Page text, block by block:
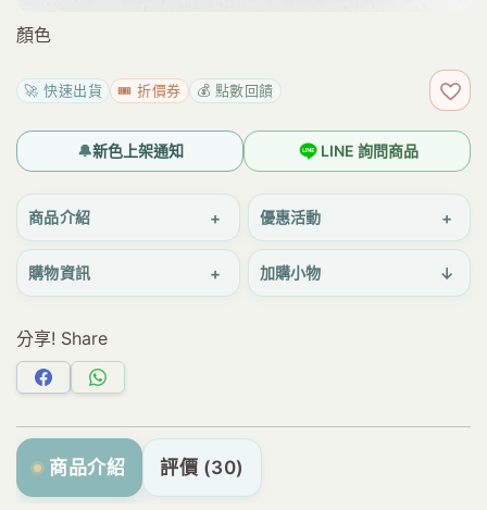
顏色
🚀 快速出貨 🎟️ 折價券 💰 點數回饋 加
LINE 詢問商品
🔔新色上架通知
商品介紹 + 優惠活動 +
購物資訊 + 加購小物 ↓
分享! Share
分
享
Facebook
分
享
WhatsApp
商品介紹 評價 (30)